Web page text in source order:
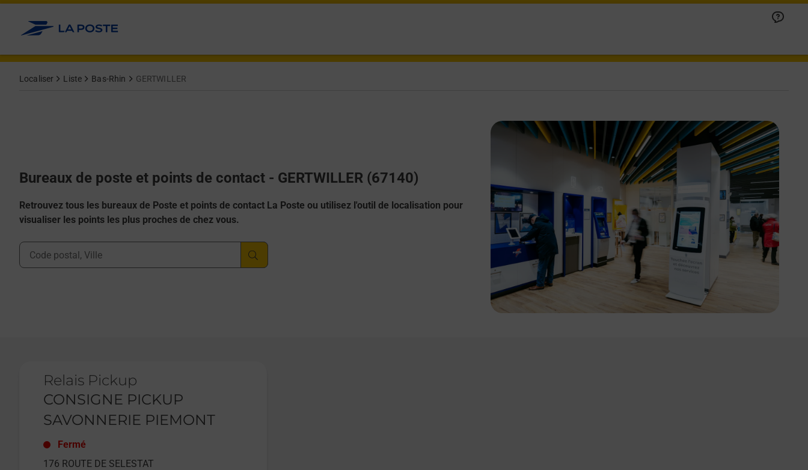
Allez au contenu
Localiser Liste Bas-Rhin GERTWILLER
Bureaux de poste et points de contact - GERTWILLER (67140)
Retrouvez tous les bureaux de Poste et points de contact La Poste ou utilisez l'outil de localisation pour
visualiser les points les plus proches de chez vous.
Ville, Département, Code Postal
Relais Pickup
CONSIGNE PICKUP
SAVONNERIE PIEMONT
Fermé
176 ROUTE DE SELESTAT
Afficher ou masquer la réponse
Afficher ou masquer la réponse
Afficher ou masquer la réponse
Afficher ou masquer la réponse
Afficher ou masquer la réponse